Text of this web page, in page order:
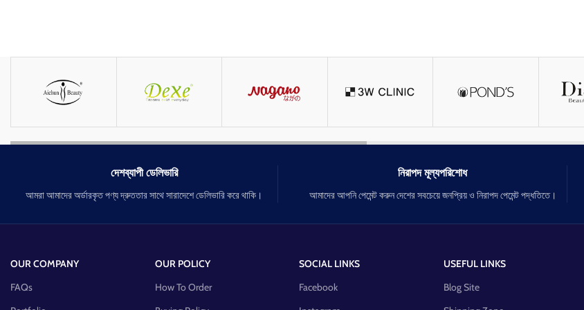
দেশব্যাপী ডেলিভারি
আমরা আমাদের অর্ডারকৃত পণ্য দ্রুততার সাথে সারাদেশে ডেলিভারি করে থাকি।
নিরাপদ মূল্যপরিশোধ
আমাদের আপনি পেমেন্ট করুন দেশের সবচেয়ে জনপ্রিয় ও নিরাপদ পেমেন্ট পদ্ধতিতে।
OUR COMPANY
FAQs
OUR POLICY
How To Order
SOCIAL LINKS
Facebook
USEFUL LINKS
Blog Site